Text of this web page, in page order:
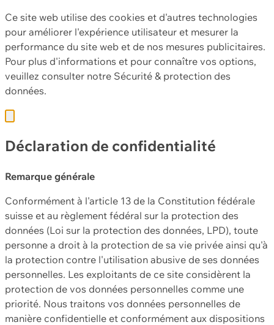
Ce site web utilise des cookies et d'autres technologies
pour améliorer l'expérience utilisateur et mesurer la
performance du site web et de nos mesures publicitaires.
Pour plus d'informations et pour connaître vos options,
veuillez consulter notre Sécurité & protection des
données.
Déclaration de confidentialité
Remarque générale
Conformément à l'article 13 de la Constitution fédérale
suisse et au règlement fédéral sur la protection des
données (Loi sur la protection des données, LPD), toute
personne a droit à la protection de sa vie privée ainsi qu'à
la protection contre l'utilisation abusive de ses données
personnelles. Les exploitants de ce site considèrent la
protection de vos données personnelles comme une
priorité. Nous traitons vos données personnelles de
manière confidentielle et conformément aux dispositions